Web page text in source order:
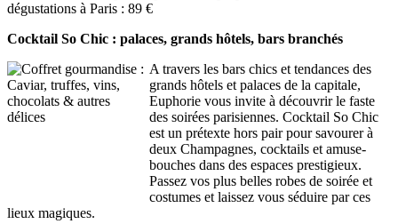
dégustations à Paris : 89 €
Cocktail So Chic : palaces, grands hôtels, bars branchés
A travers les bars chics et tendances des
grands hôtels et palaces de la capitale,
Euphorie vous invite à découvrir le faste
des soirées parisiennes. Cocktail So Chic
est un prétexte hors pair pour savourer à
deux Champagnes, cocktails et amuse-
bouches dans des espaces prestigieux.
Passez vos plus belles robes de soirée et
costumes et laissez vous séduire par ces
lieux magiques.